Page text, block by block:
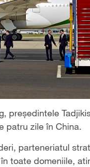
președintele
patru zile în China.
parteneriatul
toate domeniile,